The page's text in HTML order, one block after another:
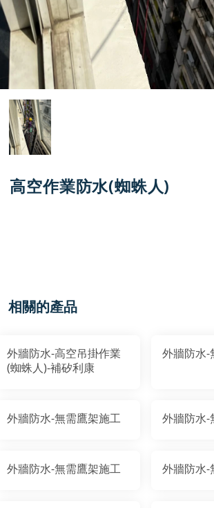
高空作業防水(蜘蛛人)
相關的產品
外牆防水-高空吊掛作業
(蜘蛛人)-補矽利康
外牆防水-
外牆防水-無需鷹架施工 外牆防水-
外牆防水-無需鷹架施工 外牆防水-